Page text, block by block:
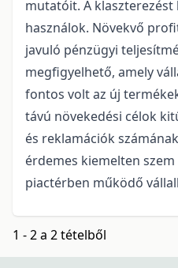
mutatóit. A
használok. Növekvő
javuló pénzügyi
megfigyelhető, amely
fontos volt az új
távú növekedési célok
és reklamációk
érdemes kiemelten
piactérben működő
1 - 2 a 2 tételből